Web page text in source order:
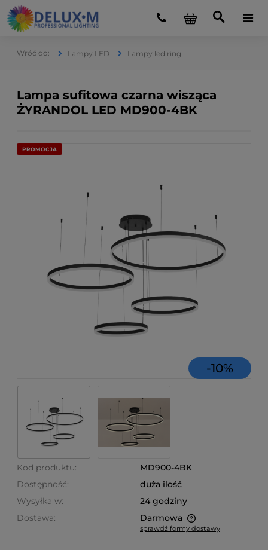
Lampy LED Lampy led ring
Lampa sufitowa czarna wisząca
ŻYRANDOL LED MD900-4BK
PROMOCJA
-10%
Kod produktu:
MD900-4BK
Dostępność:
duża ilość
Wysyłka w:
24 godziny
Dostawa:
Darmowa
Cena nie zawiera ewentualnych kosztów płatności
sprawdź formy dostawy